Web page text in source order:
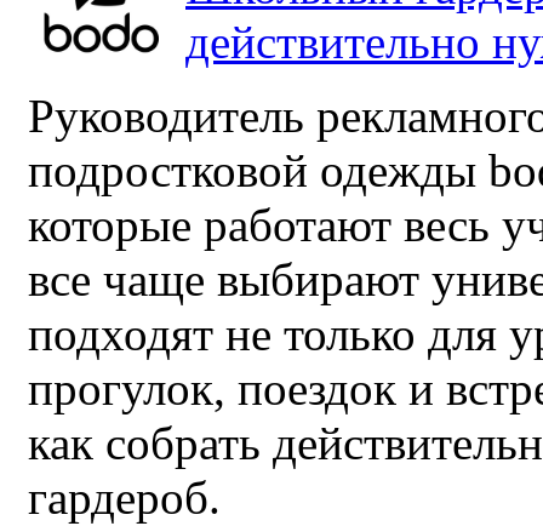
действительно
Руководитель
подростковой одежды
которые работают весь
все чаще выбирают
подходят не только для
прогулок, поездок и
как собрать
гардероб.